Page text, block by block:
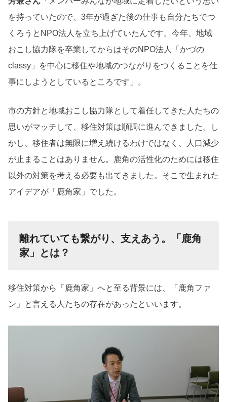
を持っていたので、3年が過ぎた後の仕事も自分たちでつ
くろうとNPO法人を立ち上げていたんです。今年、地域
おこし協力隊を卒業してからはそのNPO法人「かづの
classy」を中心に移住や地域のつながりをつくることを仕
事にしようとしているところです」。
市の方針と地域おこし協力隊として着任してきた人たちの
思いがマッチして、移住対策は順調に進んできました。し
かし、移住者は無限に増え続けるわけではなく、人口減少
が止まることはありません。鹿角の活性化のためには移住
以外の対策を考える必要も出てきました。そこで生まれた
アイデアが「鹿角家」でした。
離れていても繋がり、支えあう。「鹿角
家」とは？
移住対策から「鹿角家」へと至る背景には、「鹿角ファ
ン」と言える人たちの存在があったといいます。